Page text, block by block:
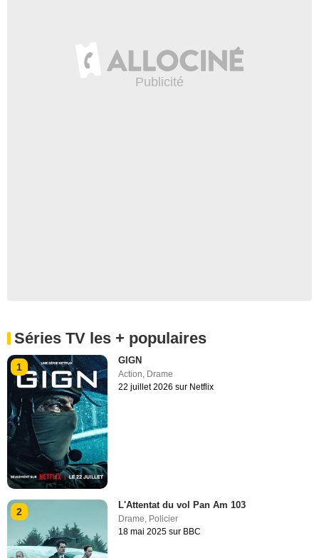
Séries TV les + populaires
1
GIGN
Action, Drame
22 juillet 2026 sur Netflix
2
L'Attentat du vol Pan Am 103
Drame, Policier
18 mai 2025 sur BBC